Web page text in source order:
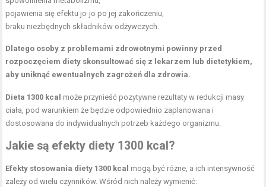
pojawienia się efektu jo-jo po jej zakończeniu,
braku niezbędnych składników odżywczych.
Dlatego osoby z problemami zdrowotnymi powinny przed
rozpoczęciem diety skonsultować się z lekarzem lub dietetykiem,
aby uniknąć ewentualnych zagrożeń dla zdrowia.
Dieta 1300 kcal może przynieść pozytywne rezultaty w redukcji masy
ciała, pod warunkiem że będzie odpowiednio zaplanowana i
dostosowana do indywidualnych potrzeb każdego organizmu.
Jakie są efekty diety 1300 kcal?
Efekty stosowania diety 1300 kcal mogą być różne, a ich intensywność
zależy od wielu czynników. Wśród nich należy wymienić: